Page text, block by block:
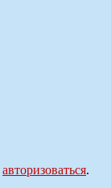
авторизоваться.